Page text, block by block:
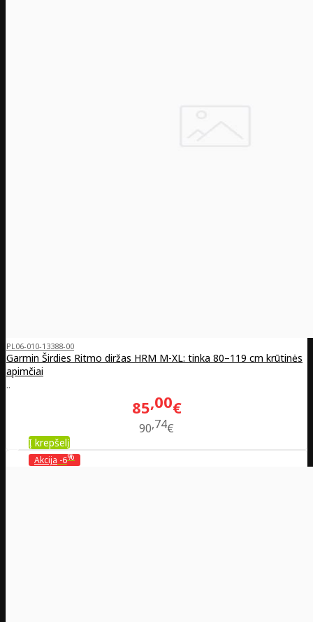
PL06-010-13388-00
Garmin Širdies Ritmo diržas HRM M-XL: tinka 80–119 cm krūtinės
apimčiai
..
85 00€
90 74€
Į krepšelį
Akcija -6%